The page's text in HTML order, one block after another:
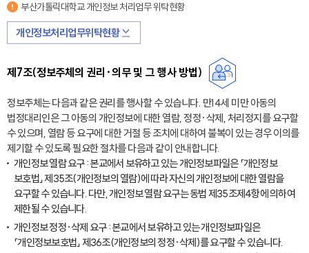
부산가톨릭대학교 개인정보 처리업무 위탁현황
개인정보처리업무위탁현황
제7조(정보주체의 권리·의무 및 그 행사 방법)
정보주체는 다음과 같은 권리를 행사할 수 있습니다. 만14세 미만 아동의
법정대리인은 그 아동의 개인정보에 대한 열람, 정정·삭제, 처리정지를 요구할
수 있으며, 열람 등 요구에 대한 거절 등 조치에 대하여 불복이 있는 경우 이의를
제기할 수 있도록 필요한 절차를 다음과 같이 안내합니다.
개인정보 열람 요구 : 본교에서 보유하고 있는 개인정보파일은 「개인정보
보호법」 제35조(개인정보의 열람)에 따라 자신의 개인정보에 대한 열람을
요구할 수 있습니다. 다만, 개인정보 열람 요구는 동법 제35조제4항에 의하여
제한될 수 있습니다.
개인정보 정정·삭제 요구 : 본교에서 보유하고 있는 개인정보파일은
「개인정보보호법」 제36조(개인정보의 정정·삭제)를 요구할 수 있습니다.